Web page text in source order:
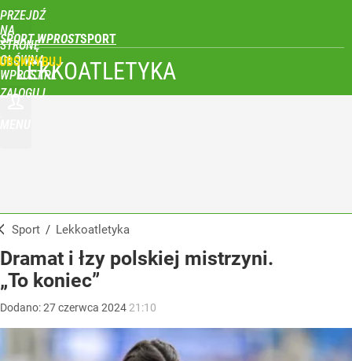
PRZEJDŹ
NA
STRONĘ
GŁÓWNĄ
WPROST.PL
SPORT WPROST
ZALOGUJ
LEKKOATLETYKA
Sport / Lekkoatletyka
Dramat i łzy polskiej mistrzyni.
„To koniec”
Dodano:27czerwca 2024 21:10